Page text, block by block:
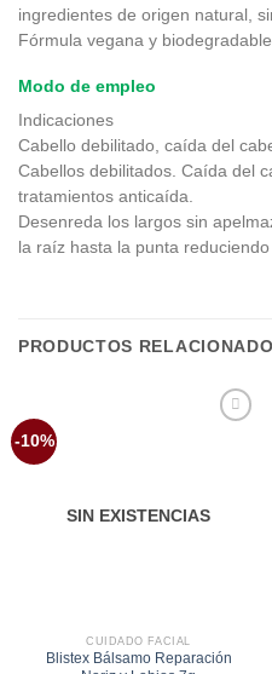
ingredientes de origen natural,
Fórmula vegana y biodegradable.
Modo de empleo
Indicaciones
Cabello debilitado, caída del
Cabellos debilitados. Caída del
tratamientos anticaída.
Desenreda los largos sin
la raíz hasta la punta
PRODUCTOS
-10%
SIN EXISTENCIAS
CUIDADO FACIAL
Blistex Bálsamo Reparación